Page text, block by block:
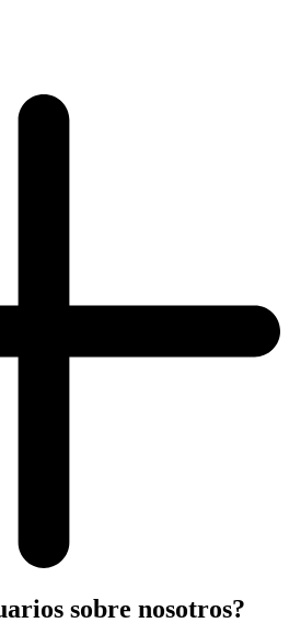
sobre nosotros?